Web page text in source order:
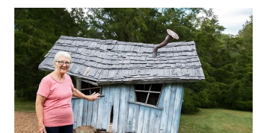
SUMEDANG
WN
CIANJUR
WN
KEPULAUAN
SERIBU